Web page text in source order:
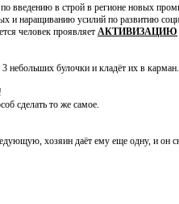
введению в строй в регионе новых
и наращиванию усилий по развитию
человек проявляет АКТИВИЗАЦИЮ
булочки и кладёт их в карман.
сделать то же самое.
хозяин даёт ему еще одну, и он